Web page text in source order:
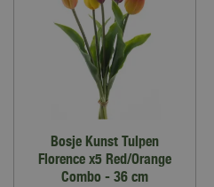
Bosje Kunst Tulpen
Florence x5 Red/Orange
Combo - 36 cm